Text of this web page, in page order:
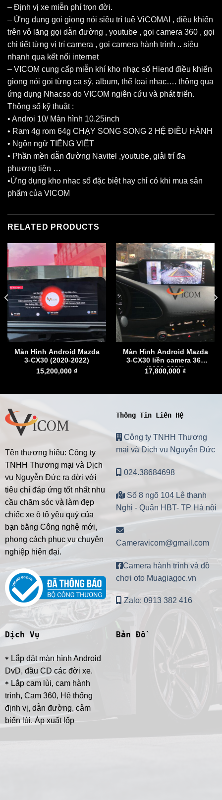
– Định vị xe miễn phí trọn đời.
– Ứng dụng gọi giọng nói siêu trí tuệ ViCOMAI , điều khiển
trên vô lăng gọi dẫn đường , youtube , gọi camera 360 , gọi
chi tiết từng vị trí camera , gọi camera hành trình .. siêu
nhanh qua kết nối internet
– VICOM cung cấp miễn khí kho nhạc số Hiend điều khiển
giọng nói gọi từng ca sỹ, album, thể loại nhạc…. thông qua
ứng dụng Nhacso do VICOM ngiên cứu và phát triển.
Thông số kỹ thuật :
• Androi 10/ Màn hình 10.25inch
• Ram 4g rom 64g CHẠY SONG SONG 2 HỆ ĐIỀU HÀNH
• Ngôn ngữ TIẾNG VIỆT
• Phần mền dẫn đường Navitel ,youtube, giải trí đa
phương tiện …
•Ứng dụng kho nhạc số đặc biệt hay chỉ có khi mua sản
phẩm của VICOM
RELATED PRODUCTS
Màn Hình Android Mazda
3-CX30 (2020-2022)
15,200,000 ₫
Màn Hình Android Mazda
3-CX30 liền camera 360
(2020-2022)
17,800,000 ₫
Tên thương hiệu: Công ty
TNHH Thương mại và Dịch
vụ Nguyễn Đức ra đời với
tiêu chí đáp ứng tốt nhất nhu
cầu chăm sóc và làm đẹp
chiếc xe ô tô yêu quý của
bạn bằng Công nghệ mới,
phong cách phục vụ chuyên
nghiệp hiện đại.
Thông Tin Liên Hệ
Công ty TNHH Thương
mại và Dịch vụ Nguyễn Đức
024.38684698
Số 8 ngõ 104 Lê thanh
Nghị - Quận HBT- TP Hà nội
Cameravicom@gmail.com
Camera hành trình và đồ
chơi oto Muagiagoc.vn
Zalo: 0913 382 416
Dịch Vụ
* Lắp đặt màn hình Android
DvD, đầu CD các đời xe.
* Lắp cam lùi, cam hành
trình, Cam 360, Hệ thống
định vị, dẫn đường, cảm
biến lùi. Áp xuất lốp
Bản Đồ